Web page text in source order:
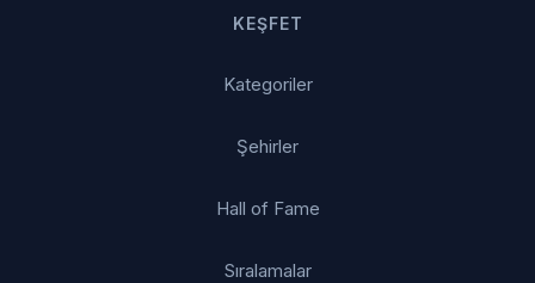
KEŞFET
Kategoriler
Şehirler
Hall of Fame
Sıralamalar